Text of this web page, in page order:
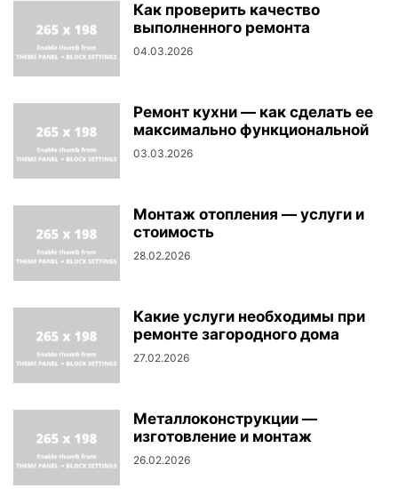
Как проверить качество
выполненного ремонта
04.03.2026
Ремонт кухни — как сделать ее
максимально функциональной
03.03.2026
Монтаж отопления — услуги и
стоимость
28.02.2026
Какие услуги необходимы при
ремонте загородного дома
27.02.2026
Металлоконструкции —
изготовление и монтаж
26.02.2026